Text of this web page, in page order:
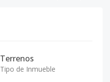
Terrenos
Tipo de Inmueble